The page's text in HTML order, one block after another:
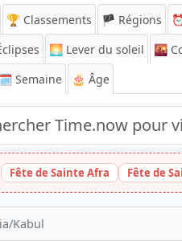
🏆 Classements 🏴 Régions
🌅 Lever du soleil 🌇
🗓️ Semaine 🎂 Âge
Fête de Sainte Afra Fête de
Kabul